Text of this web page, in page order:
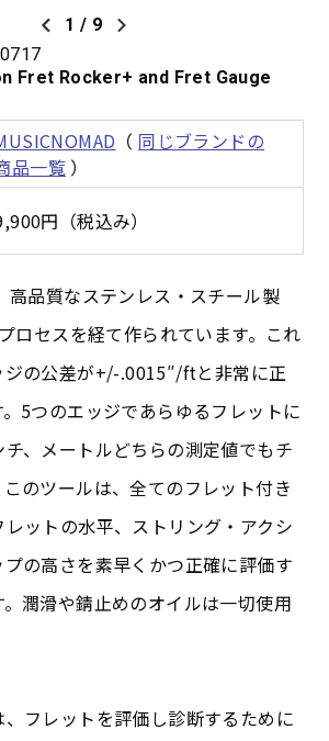
1 / 9
Fret Rocker+ and Fret Gauge
（ 同じブランドの
品一覧 ）
円（税込み）
品質なステンレス・スチール製
ロセスを経て作られています。これ
ジの公差が+/-.0015″/ftと非常に正
5つのエッジであらゆるフレットに
、メートルどちらの測定値でもチ
のツールは、全てのフレット付き
ットの水平、ストリング・アクシ
の高さを素早くかつ正確に評価す
潤滑や錆止めのオイルは一切使用
フレットを評価し診断するために